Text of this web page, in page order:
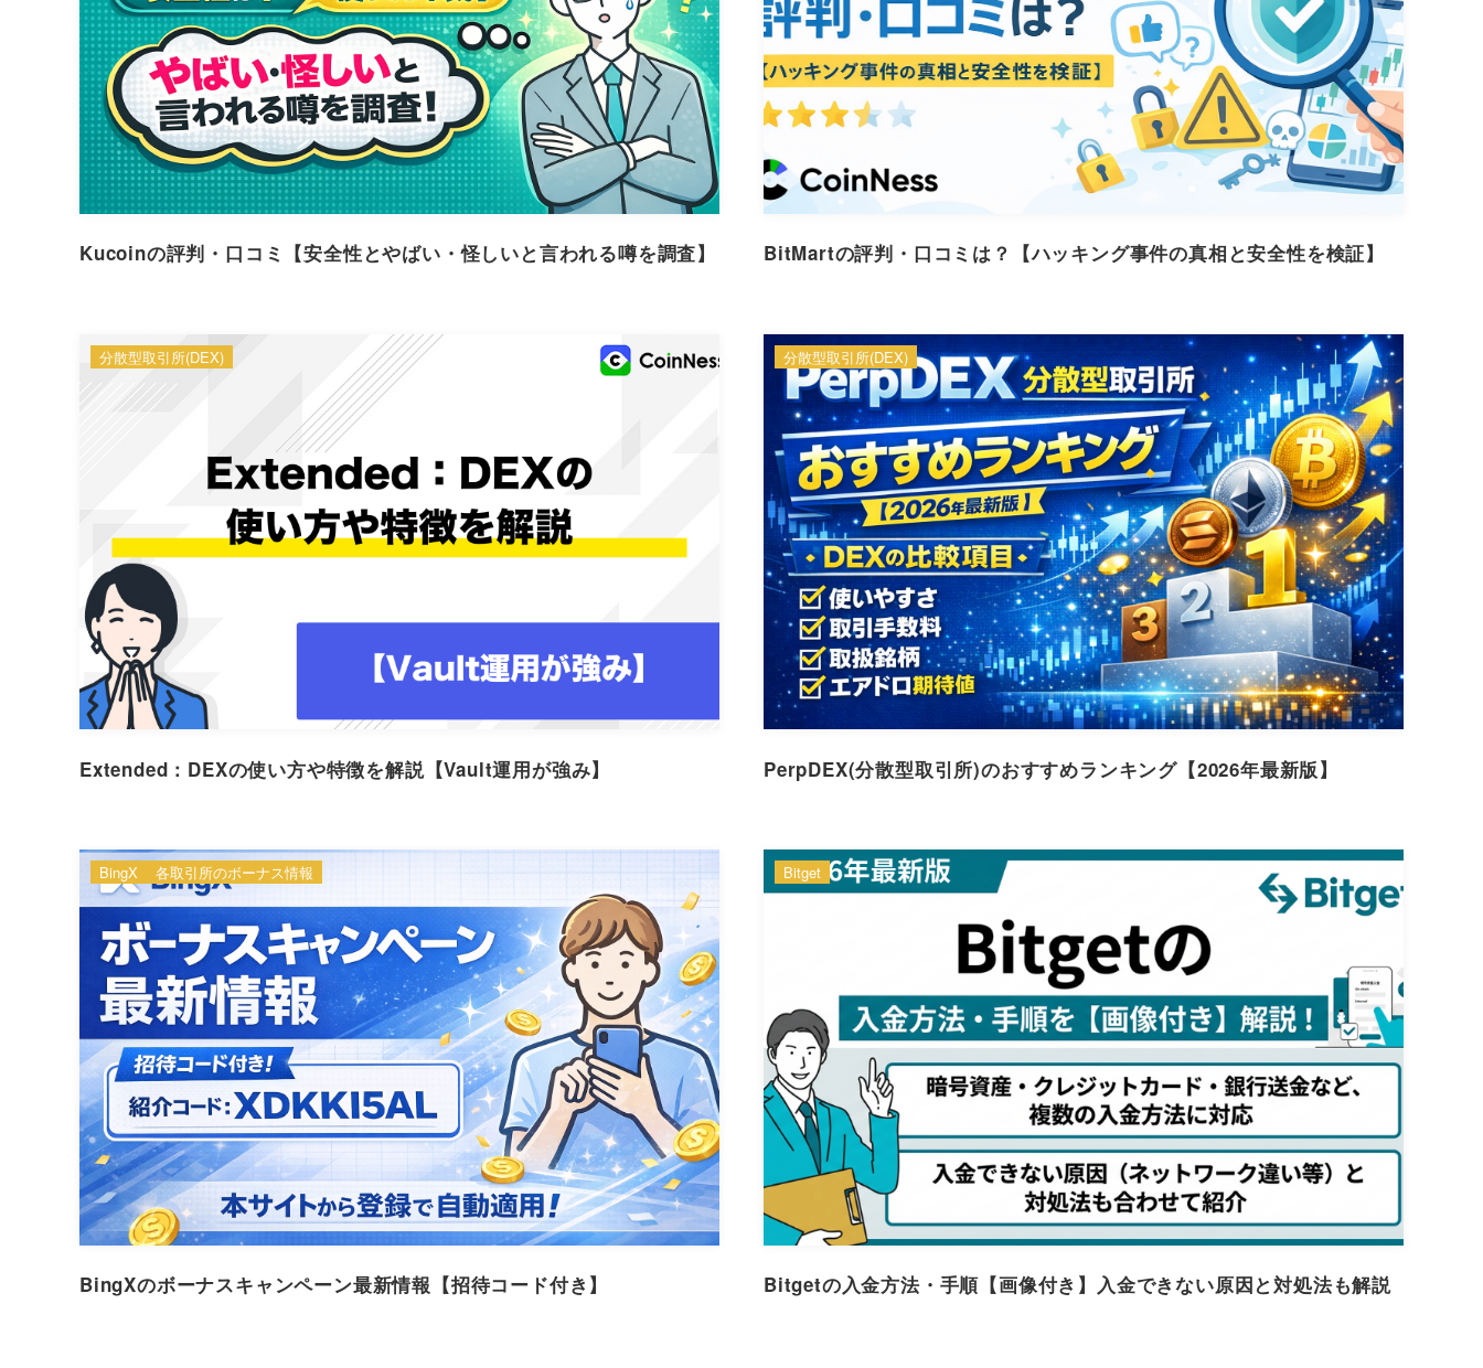
Kucoinの評判・口コミ【安全性とやばい・怪しいと言われる噂を調査】 BitMartの評判・口コミは？【ハッキング事件の真相と安全性を検証】
Extended：DEXの使い方や特徴を解説【Vault運用が強み】
分散型取引所(DEX)
PerpDEX(分散型取引所)のおすすめランキング【2026年最新版】
分散型取引所(DEX)
BingXのボーナスキャンペーン最新情報【招待コード付き】
BingX 各取引所のボーナス情報
Bitgetの入金方法・手順【画像付き】入金できない原因と対処法も解説
Bitget